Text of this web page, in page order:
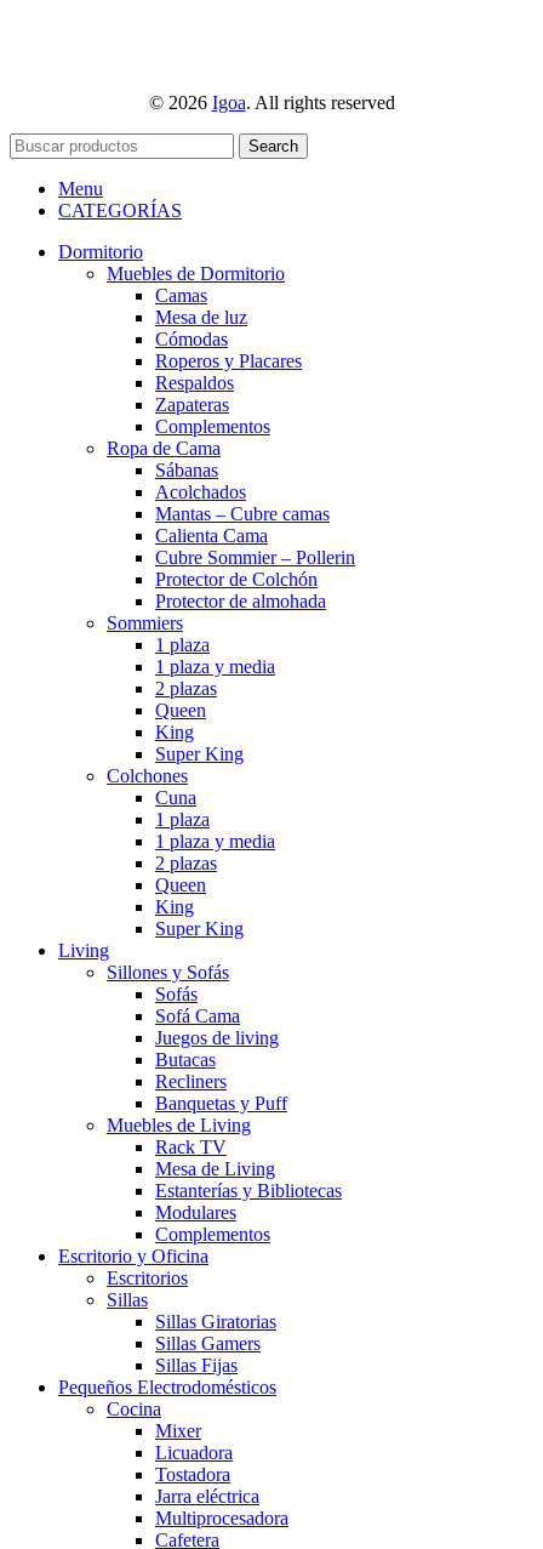
© 2026 Igoa. All rights reserved
Search
Menu
CATEGORÍAS
Dormitorio
Muebles de Dormitorio
Camas
Mesa de luz
Cómodas
Roperos y Placares
Respaldos
Zapateras
Complementos
Ropa de Cama
Sábanas
Acolchados
Mantas – Cubre camas
Calienta Cama
Cubre Sommier – Pollerin
Protector de Colchón
Protector de almohada
Sommiers
1 plaza
1 plaza y media
2 plazas
Queen
King
Super King
Colchones
Cuna
1 plaza
1 plaza y media
2 plazas
Queen
King
Super King
Living
Sillones y Sofás
Sofás
Sofá Cama
Juegos de living
Butacas
Recliners
Banquetas y Puff
Muebles de Living
Rack TV
Mesa de Living
Estanterías y Bibliotecas
Modulares
Complementos
Escritorio y Oficina
Escritorios
Sillas
Sillas Giratorias
Sillas Gamers
Sillas Fijas
Pequeños Electrodomésticos
Cocina
Mixer
Licuadora
Tostadora
Jarra eléctrica
Multiprocesadora
Cafetera